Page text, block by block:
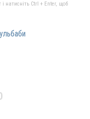
натисніть Ctrl + Enter, щоб